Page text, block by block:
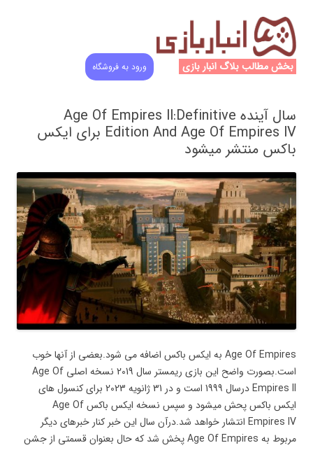
بخش مطالب بلاگ انبار بازی ورود به فروشگاه
سال آینده Age Of Empires ll:Definitive
Edition And Age Of Empires lV برای ایکس
باکس منتشر میشود
Age Of Empires به ایکس باکس اضافه می شود.بعضی از آنها خوب
است.بصورت واضح این بازی ریمستر سال 2019 نسخه اصلی Age Of
Empires ll درسال 1999 است و در 31 ژانویه 2023 برای کنسول های
ایکس باکس پحش میشود و سپس نسخه ایکس باکس Age Of
Empires lV انتشار خواهد شد.درآن سال این خبر کنار خبرهای دیگر
مربوط به Age Of Empires پخش شد که حال بعنوان قسمتی از جشن